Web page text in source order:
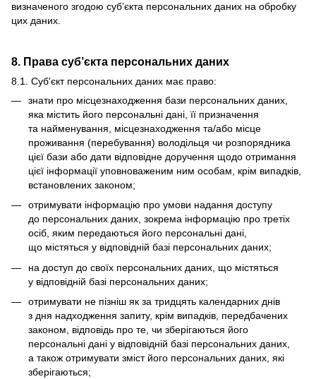
визначеного згодою суб’єкта персональних даних на обробку
цих даних.
8. Права суб’єкта персональних даних
8.1. Суб'єкт персональних даних має право:
знати про місцезнаходження бази персональних даних,
яка містить його персональні дані, її призначення
та найменування, місцезнаходження та/або місце
проживання (перебування) володільця чи розпорядника
цієї бази або дати відповідне доручення щодо отримання
цієї інформації уповноваженим ним особам, крім випадків,
встановлених законом;
отримувати інформацію про умови надання доступу
до персональних даних, зокрема інформацію про третіх
осіб, яким передаються його персональні дані,
що містяться у відповідній базі персональних даних;
на доступ до своїх персональних даних, що містяться
у відповідній базі персональних даних;
отримувати не пізніш як за тридцять календарних днів
з дня надходження запиту, крім випадків, передбачених
законом, відповідь про те, чи зберігаються його
персональні дані у відповідній базі персональних даних,
а також отримувати зміст його персональних даних, які
зберігаються;